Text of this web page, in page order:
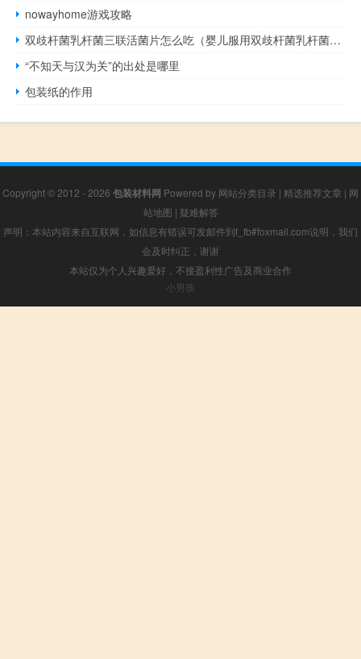
nowayhome游戏攻略
双歧杆菌乳杆菌三联活菌片怎么吃（婴儿服用双歧杆菌乳杆菌三联活菌片的作用）
“不知天与汉为关”的出处是哪里
包装纸的作用
Copyright © 2012 - 2026 包装材料网 Powered by 网站分类目录 | 精选推荐文章 | 网
站地图 | 疑难解答
声明：本站内容来自互联网，如信息有错误可发邮件到f_fb#foxmail.com说明，我们
会及时纠正，谢谢
本站仅为个人兴趣爱好，不接盈利性广告及商业合作
小男孩